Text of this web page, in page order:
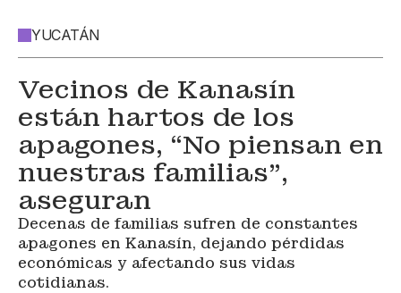
YUCATÁN
Vecinos de Kanasín
están hartos de los
apagones, “No piensan en
nuestras familias”,
aseguran
Decenas de familias sufren de constantes
apagones en Kanasín, dejando pérdidas
económicas y afectando sus vidas
cotidianas.